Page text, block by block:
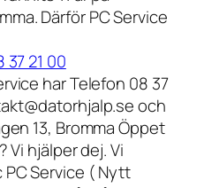
Därför PC Service
37 21 00
har Telefon 08 37
och
13, Bromma Öppet
hjälper dej. Vi
PC Service ( Nytt